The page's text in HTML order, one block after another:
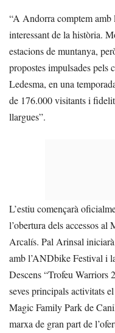
“A Andorra comptem amb
interessant de la història.
estacions de muntanya,
propostes impulsades pels
Ledesma, en una
de 176.000 visitants i
llargues”.
L’estiu començarà
l’obertura dels accessos
Arcalís. Pal Arinsal
amb l’ANDbike Festival i
Descens “Trofeu Warriors
seves principals activitats
Magic Family Park de
marxa de gran part de